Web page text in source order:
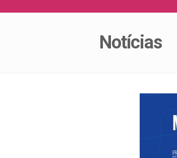
Notícias